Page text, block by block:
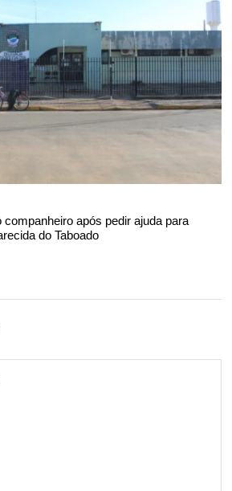
após pedir ajuda para
do Taboado